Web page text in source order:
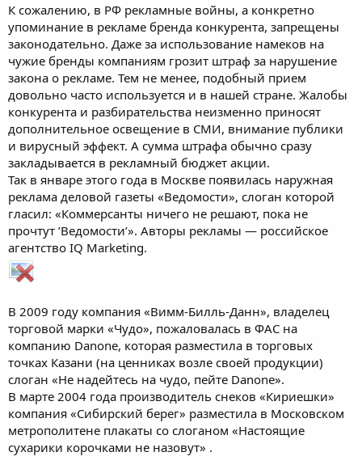
К сожалению, в РФ рекламные войны, а конкретно
упоминание в рекламе бренда конкурента, запрещены
законодательно. Даже за использование намеков на
чужие бренды компаниям грозит штраф за нарушение
закона о рекламе. Тем не менее, подобный прием
довольно часто используется и в нашей стране. Жалобы
конкурента и разбирательства неизменно приносят
дополнительное освещение в СМИ, внимание публики
и вирусный эффект. А сумма штрафа обычно сразу
закладывается в рекламный бюджет акции.
Так в январе этого года в Москве появилась наружная
реклама деловой газеты «Ведомости», слоган которой
гласил: «Коммерсанты ничего не решают, пока не
прочтут ’Ведомости’». Авторы рекламы — российское
агентство IQ Marketing.
В 2009 году компания «Вимм-Билль-Данн», владелец
торговой марки «Чудо», пожаловалась в ФАС на
компанию Danone, которая разместила в торговых
точках Казани (на ценниках возле своей продукции)
слоган «Не надейтесь на чудо, пейте Danone».
В марте 2004 года производитель снеков «Кириешки»
компания «Сибирский берег» разместила в Московском
метрополитене плакаты со слоганом «Настоящие
сухарики корочками не назовут» .